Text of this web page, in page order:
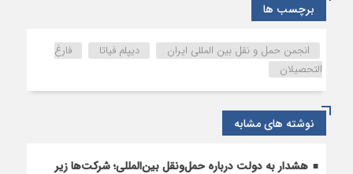
فیاتا
برچسب ها
انجمن حمل و نقل بین المللی ایران دیپلم فیاتا
فارغ
التحصیلان
نوشته های مشابه
هشدار به دولت درباره حمل‌ونقل بین‌المللی؛ شرکت‌ها زیر